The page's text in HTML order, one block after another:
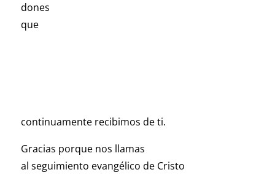
dones
que
continuamente recibimos de ti.
Gracias porque nos llamas
al seguimiento evangélico de Cristo